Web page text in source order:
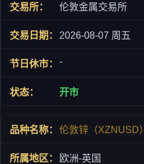
伦敦金属交易所
2026-08-07 周五
-
开市
伦敦锌（XZNUSD）
欧洲-英国